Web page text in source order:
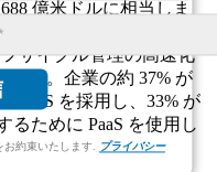
お約束いたします. プライバシー
億米ドルに相当しま
ーションにとって不可
サイクル管理の高速化
ます。企業の約 37% が
PaaS を採用し、33% が
ために PaaS を使用し